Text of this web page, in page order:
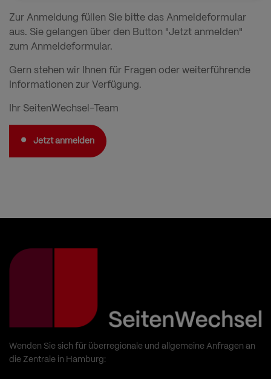
Zur Anmeldung füllen Sie bitte das Anmeldeformular
aus. Sie gelangen über den Button "Jetzt anmelden"
zum Anmeldeformular.
Gern stehen wir Ihnen für Fragen oder weiterführende
Informationen zur Verfügung.
Ihr SeitenWechsel-Team
Jetzt anmelden
Wenden Sie sich für überregionale und allgemeine Anfragen an
die Zentrale in Hamburg:
und
Cookies